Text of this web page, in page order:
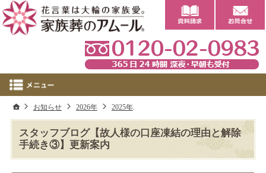
スタッフブログ【故人様の口座凍結の理由と解除
手続き③】更新案内
ホーム
お知らせ 2026年 2025年